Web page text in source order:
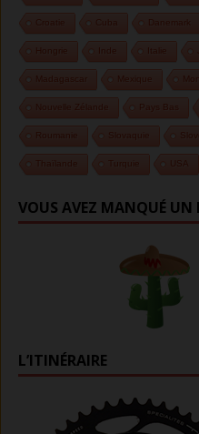
Danemark
Hongrie
Madagascar Mexique
Nouvelle Zélande Pays Bas
Roumanie Slovaquie
Thaïlande USA
VOUS AVEZ MANQUÉ UN
L’ITINÉRAIRE